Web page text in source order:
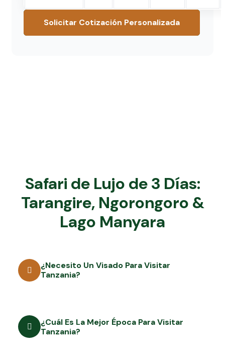
Solicitar Cotización Personalizada
Safari de Lujo de 3 Días:
Tarangire, Ngorongoro &
Lago Manyara
¿Necesito Un Visado Para Visitar
Tanzania?
¿Cuál Es La Mejor Época Para Visitar
Tanzania?